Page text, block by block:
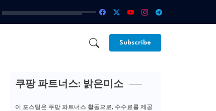
Subscribe
쿠팡 파트너스: 밝은미소
이 포스팅은 쿠팡 파트너스 활동으로, 수수료를 제공